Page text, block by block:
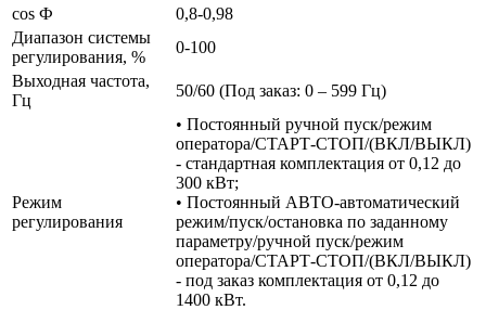
cos Ф
0,8-0,98
Диапазон системы
регулирования, %
0-100
Выходная частота,
Гц
50/60 (Под заказ: 0 – 599 Гц)
Режим
регулирования
• Постоянный ручной пуск/режим
оператора/СТАРТ-СТОП/(ВКЛ/ВЫКЛ)
- стандартная комплектация от 0,12 до
300 кВт;
• Постоянный АВТО-автоматический
режим/пуск/остановка по заданному
параметру/ручной пуск/режим
оператора/СТАРТ-СТОП/(ВКЛ/ВЫКЛ)
- под заказ комплектация от 0,12 до
1400 кВт.